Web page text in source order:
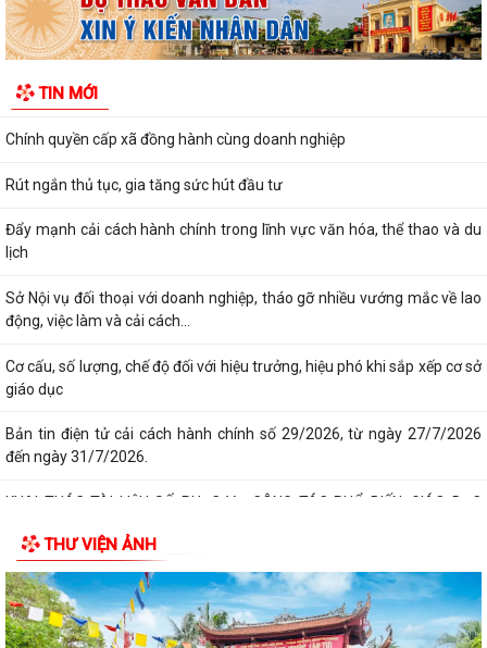
TIN MỚI
Hải Phòng giảm thời gian giải quyết từ 50% trở lên hơn 1.900 thủ tục
hành chính
Giữ 'lửa' nhân lực cấp xã
Chính quyền cấp xã đồng hành cùng doanh nghiệp
Rút ngắn thủ tục, gia tăng sức hút đầu tư
Đẩy mạnh cải cách hành chính trong lĩnh vực văn hóa, thể thao và du
lịch
Sở Nội vụ đối thoại với doanh nghiệp, tháo gỡ nhiều vướng mắc về lao
động, việc làm và cải cách...
Cơ cấu, số lượng, chế độ đối với hiệu trưởng, hiệu phó khi sắp xếp cơ sở
giáo dục
Bản tin điện tử cải cách hành chính số 29/2026, từ ngày 27/7/2026
đến ngày 31/7/2026.
KHAI THÁC TÀI LIỆU SỐ PHỤC VỤ CÔNG TÁC PHỔ BIẾN, GIÁO DỤC
BIỂU DƯƠNG HÀNH ĐỘNG ĐẸP: NHẶT ĐƯỢC CỦA RƠI, TRẢ LẠI NGƯỜI
ĐÁNH MẤT
DUY TRÌ XỬ LÝ THƯỜNG XUYÊN, KIÊN QUYẾT KHÔNG ĐỂ TÁI LẤN
THƯ VIỆN ẢNH